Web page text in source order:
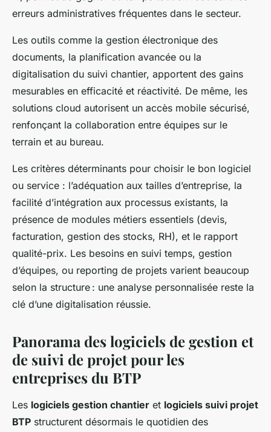
erreurs administratives fréquentes dans le secteur.
Les outils comme la gestion électronique des
documents, la planification avancée ou la
digitalisation du suivi chantier, apportent des gains
mesurables en efficacité et réactivité. De même, les
solutions cloud autorisent un accès mobile sécurisé,
renfonçant la collaboration entre équipes sur le
terrain et au bureau.
Les critères déterminants pour choisir le bon logiciel
ou service : l’adéquation aux tailles d’entreprise, la
facilité d’intégration aux processus existants, la
présence de modules métiers essentiels (devis,
facturation, gestion des stocks, RH), et le rapport
qualité-prix. Les besoins en suivi temps, gestion
d’équipes, ou reporting de projets varient beaucoup
selon la structure : une analyse personnalisée reste la
clé d’une digitalisation réussie.
Panorama des logiciels de gestion et
de suivi de projet pour les
entreprises du BTP
Les logiciels gestion chantier et logiciels suivi projet
BTP structurent désormais le quotidien des